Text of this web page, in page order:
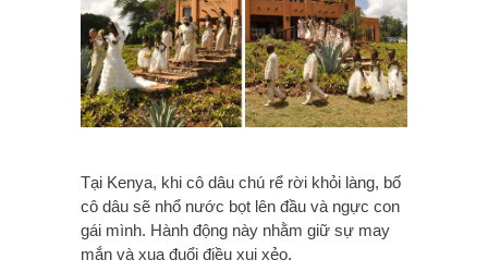
Tại Kenya, khi cô dâu chú rể rời khỏi làng, bố
cô dâu sẽ nhổ nước bọt lên đầu và ngực con
gái mình. Hành động này nhằm giữ sự may
mắn và xua đuổi điều xui xẻo.